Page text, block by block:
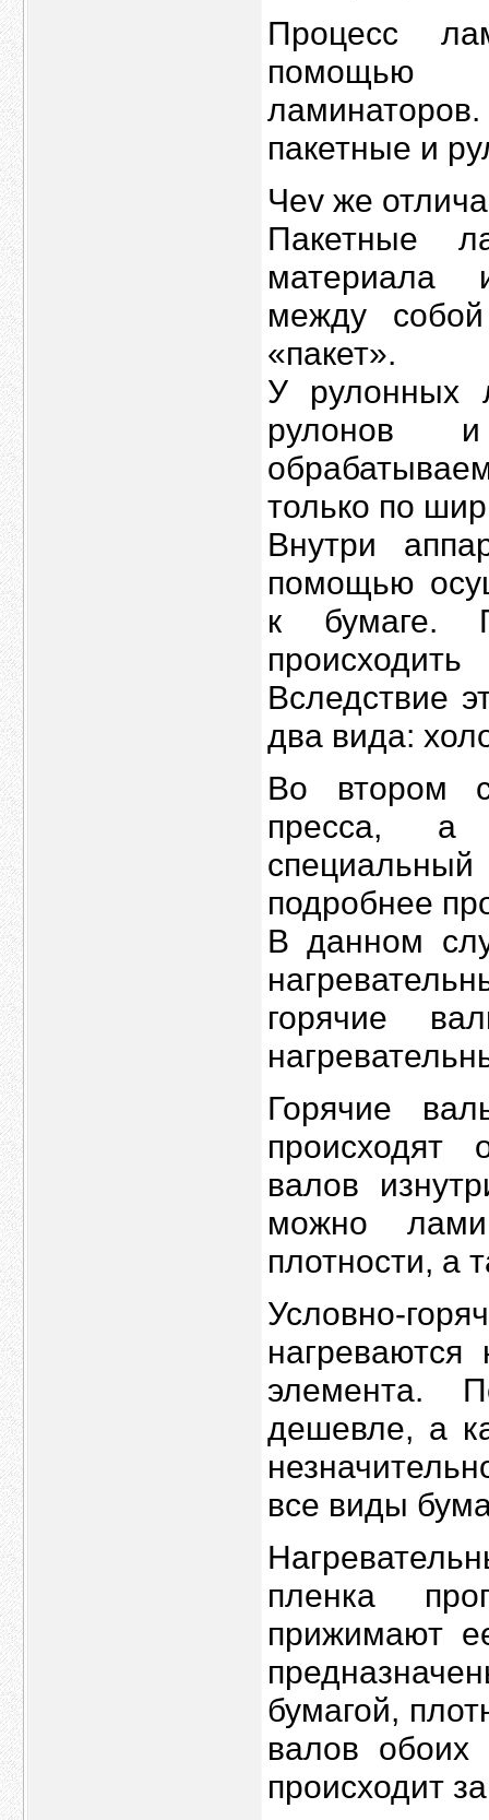
Процесс
помощью
пакетные и
Чеv же
Пакетные
материала
между
«пакет».
У рулонных
рулонов
только по
Внутри
помощью
к бумаге.
Вследствие
два вида:
Во втором
пресса, а
подробнее
В данном
горячие
Горячие
происходят
валов
можно
плотности, а
Условно-
элемента.
дешевле, а
все виды
пленка
прижимают
бумагой,
валов обоих
происходит